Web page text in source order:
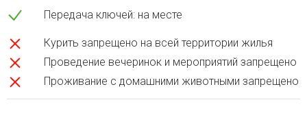
Передача ключей: на месте
Курить запрещено на всей территории жилья
Проведение вечеринок и мероприятий запрещено
Проживание с домашними животными запрещено